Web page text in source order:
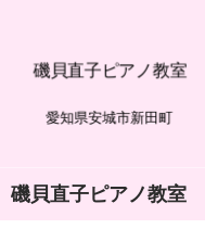
愛知県安城市新田町
磯貝直子ピアノ教室
磯貝直子ピアノ教室